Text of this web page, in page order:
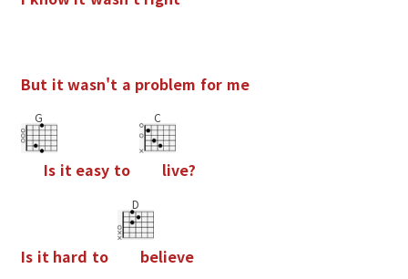
But itwasn't a problem for me
G
Is it easy to
C
live?
Is it hard to
D
believe